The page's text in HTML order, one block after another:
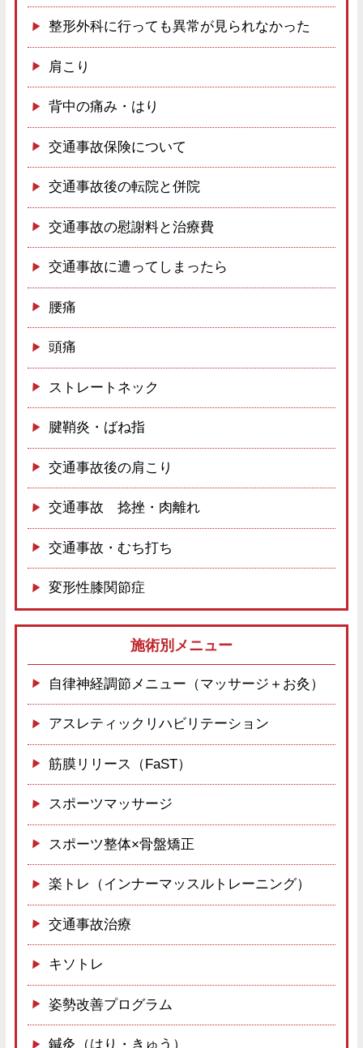
整形外科に行っても異常が見られなかった
肩こり
背中の痛み・はり
交通事故保険について
交通事故後の転院と併院
交通事故の慰謝料と治療費
交通事故に遭ってしまったら
腰痛
頭痛
ストレートネック
腱鞘炎・ばね指
交通事故後の肩こり
交通事故 捻挫・肉離れ
交通事故・むち打ち
変形性膝関節症
施術別メニュー
自律神経調節メニュー（マッサージ＋お灸）
アスレティックリハビリテーション
筋膜リリース（FaST）
スポーツマッサージ
スポーツ整体×骨盤矯正
楽トレ（インナーマッスルトレーニング）
交通事故治療
キソトレ
姿勢改善プログラム
鍼灸（はり・きゅう）